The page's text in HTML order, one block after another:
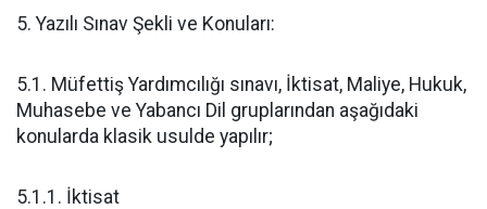
5. Yazılı Sınav Şekli ve Konuları:
5.1. Müfettiş Yardımcılığı sınavı, İktisat, Maliye, Hukuk,
Muhasebe ve Yabancı Dil gruplarından aşağıdaki
konularda klasik usulde yapılır;
5.1.1. İktisat